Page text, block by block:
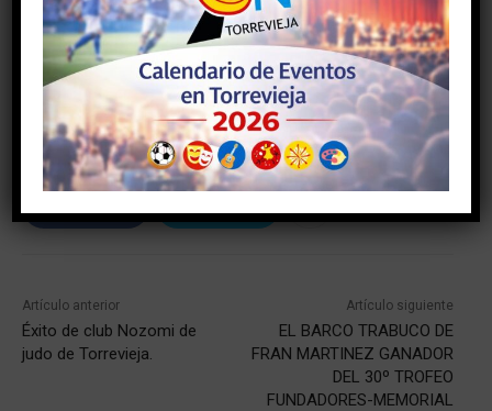
TAGS #AYUNTAMIENTODETORREVIEJA
#torrevieja
#torreviejaon
#vegabaja
Artículo anterior
Éxito de club Nozomi de
judo de Torrevieja.
Artículo siguiente
EL BARCO TRABUCO DE
FRAN MARTINEZ GANADOR
DEL 30º TROFEO
FUNDADORES-MEMORIAL